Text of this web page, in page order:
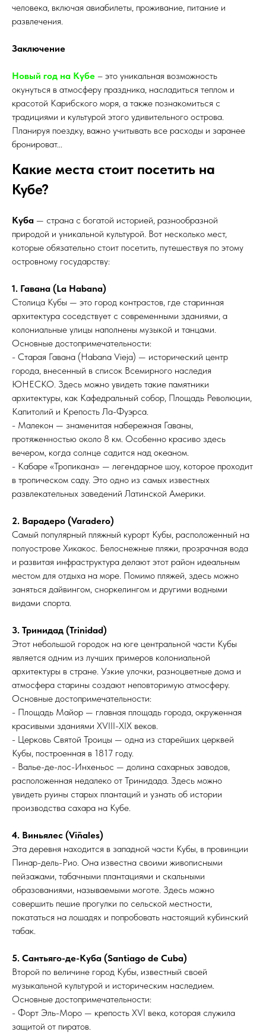
человека, включая авиабилеты, проживание, питание и
развлечения.
Заключение
Новый год на Кубе – это уникальная возможность
окунуться в атмосферу праздника, насладиться теплом и
красотой Карибского моря, а также познакомиться с
традициями и культурой этого удивительного острова.
Планируя поездку, важно учитывать все расходы и заранее
бронироват...
Какие места стоит посетить на
Кубе?
Куба — страна с богатой историей, разнообразной
природой и уникальной культурой. Вот несколько мест,
которые обязательно стоит посетить, путешествуя по этому
островному государству:
1. Гавана (La Habana)
Столица Кубы — это город контрастов, где старинная
архитектура соседствует с современными зданиями, а
колониальные улицы наполнены музыкой и танцами.
Основные достопримечательности:
- Старая Гавана (Habana Vieja) — исторический центр
города, внесенный в список Всемирного наследия
ЮНЕСКО. Здесь можно увидеть такие памятники
архитектуры, как Кафедральный собор, Площадь Революции,
Капитолий и Крепость Ла-Фуэрса.
- Малекон — знаменитая набережная Гаваны,
протяженностью около 8 км. Особенно красиво здесь
вечером, когда солнце садится над океаном.
- Кабаре «Тропикана» — легендарное шоу, которое проходит
в тропическом саду. Это одно из самых известных
развлекательных заведений Латинской Америки.
2. Варадеро (Varadero)
Самый популярный пляжный курорт Кубы, расположенный на
полуострове Хикакос. Белоснежные пляжи, прозрачная вода
и развитая инфраструктура делают этот район идеальным
местом для отдыха на море. Помимо пляжей, здесь можно
заняться дайвингом, сноркелингом и другими водными
видами спорта.
3. Тринидад (Trinidad)
Этот небольшой городок на юге центральной части Кубы
является одним из лучших примеров колониальной
архитектуры в стране. Узкие улочки, разноцветные дома и
атмосфера старины создают неповторимую атмосферу.
Основные достопримечательности:
- Площадь Майор — главная площадь города, окруженная
красивыми зданиями XVIII-XIX веков.
- Церковь Святой Троицы — одна из старейших церквей
Кубы, построенная в 1817 году.
- Валье-де-лос-Инхеньос — долина сахарных заводов,
расположенная недалеко от Тринидада. Здесь можно
увидеть руины старых плантаций и узнать об истории
производства сахара на Кубе.
4. Виньялес (Viñales)
Эта деревня находится в западной части Кубы, в провинции
Пинар-дель-Рио. Она известна своими живописными
пейзажами, табачными плантациями и скальными
образованиями, называемыми моготе. Здесь можно
совершить пешие прогулки по сельской местности,
покататься на лошадях и попробовать настоящий кубинский
табак.
5. Сантьяго-де-Куба (Santiago de Cuba)
Второй по величине город Кубы, известный своей
музыкальной культурой и историческим наследием.
Основные достопримечательности:
- Форт Эль-Моро — крепость XVI века, которая служила
защитой от пиратов.